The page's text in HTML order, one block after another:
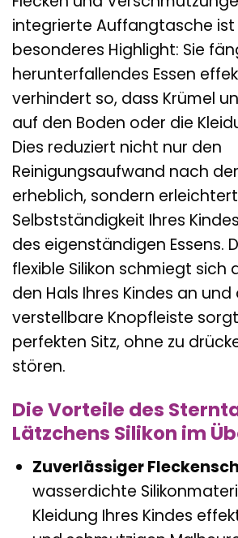
integrierte Auffangtasche ist
besonderes Highlight: Sie
herunterfallendes Essen
verhindert so, dass Krümel
auf den Boden oder die
Dies reduziert nicht nur den
Reinigungsaufwand nach
erheblich, sondern
Selbstständigkeit Ihres
des eigenständigen Essens.
flexible Silikon schmiegt sich
den Hals Ihres Kindes an
verstellbare Knopfleiste
perfekten Sitz, ohne zu
stören.
Die Vorteile des
Lätzchens Silikon im
Zuverlässiger
wasserdichte
Kleidung Ihres Kindes